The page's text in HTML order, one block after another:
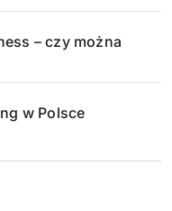
– czy można
w Polsce